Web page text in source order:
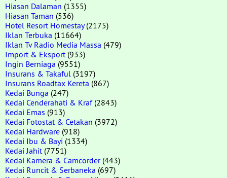
Hiasan Dalaman (1355)
Hiasan Taman (536)
Hotel Resort Homestay(2175)
Iklan Terbuka (11664)
Iklan Tv Radio Media Massa (479)
Import & Eksport (933)
Ingin Berniaga (9551)
Insurans & Takaful (3197)
Insurans Roadtax Kereta (867)
Kedai Bunga (247)
Kedai Cenderahati & Kraf(2843)
Kedai Emas (913)
Kedai Fotostat & Cetakan (3972)
Kedai Hardware (918)
Kedai Ibu & Bayi (1334)
Kedai Jahit (7751)
Kedai Kamera & Camcorder(443)
Kedai Runcit & Serbaneka (697)